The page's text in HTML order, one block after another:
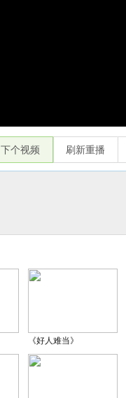
下个视频 刷新重播
《好人难当》